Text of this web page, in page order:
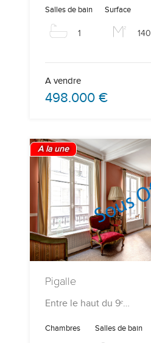
Salles de bain
1
Surface
140
A vendre
498.000 €
A la une
Pigalle
Entre le haut du 9ᵉ…
Chambres Salles de bain